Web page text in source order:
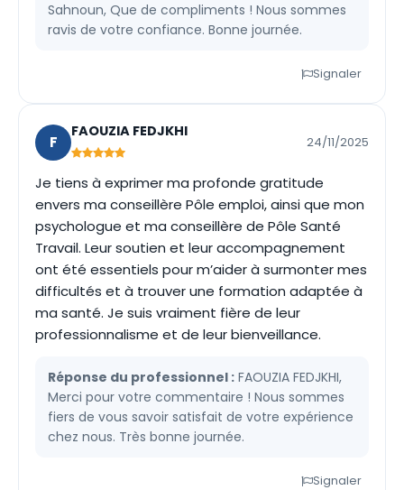
Sahnoun, Que de compliments ! Nous sommes
ravis de votre confiance. Bonne journée.
Signaler
F
FAOUZIA FEDJKHI
24/11/2025
Je tiens à exprimer ma profonde gratitude
envers ma conseillère Pôle emploi, ainsi que mon
psychologue et ma conseillère de Pôle Santé
Travail. Leur soutien et leur accompagnement
ont été essentiels pour m’aider à surmonter mes
difficultés et à trouver une formation adaptée à
ma santé. Je suis vraiment fière de leur
professionnalisme et de leur bienveillance.
Réponse du professionnel : FAOUZIA FEDJKHI,
Merci pour votre commentaire ! Nous sommes
fiers de vous savoir satisfait de votre expérience
chez nous. Très bonne journée.
Signaler